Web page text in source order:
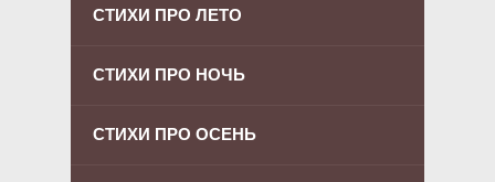
СТИХИ ПРО ЛЕТО
СТИХИ ПРО НОЧЬ
СТИХИ ПРО ОСЕНЬ